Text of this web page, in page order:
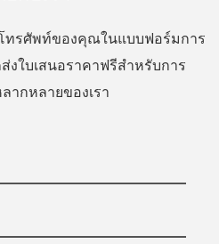
โทรศัพท์ของคุณในแบบฟอร์มการ
งใบเสนอราคาฟรีสำหรับการ
ากหลายของเรา